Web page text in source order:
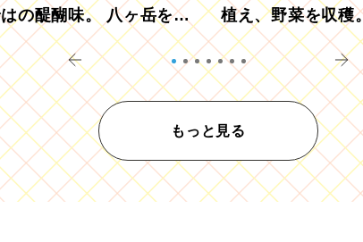
の醍醐味。 八ヶ岳を望
畑でアペロ
植え、野菜を収穫
リツーリズモを体
もっと見る